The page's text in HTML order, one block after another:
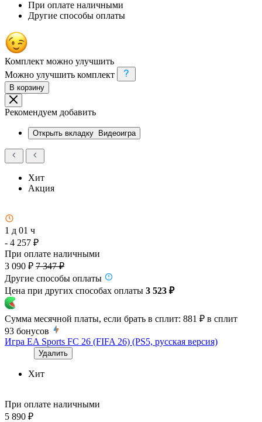
При оплате наличными
Другие способы оплаты
Комплект можно улучшить
Можно улучшить комплект
В корзину
Рекомендуем добавить
Открыть вкладку Видеоигра
Хит
Акция
1 д 01 ч
- 4 257 ₽
При оплате наличными
3 090 ₽ 7 347 ₽
Другие способы оплаты
Цена при других способах оплаты 3 523 ₽
Сумма месячной платы, если брать в сплит: 881 ₽ в сплит
93 бонусов
Игра EA Sports FC 26 (FIFA 26) (PS5, русская версия)
Удалить
Хит
При оплате наличными
5 890 ₽